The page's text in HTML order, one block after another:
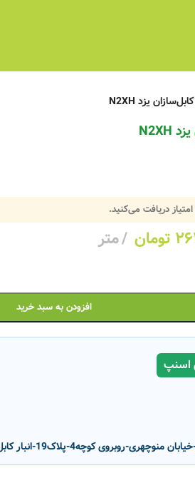
امتیاز دریافت می‌کنید.
تومان متر
افزودن به سبد خرید
اسنپ
روبروی کوچه4-پلاک19-انبار کابل‌سازان یزد